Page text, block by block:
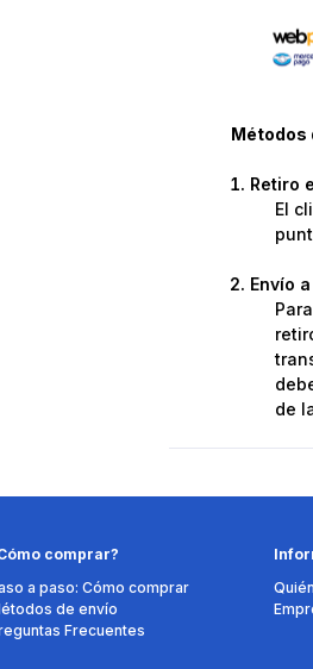
Métodos
Retiro
El
Envío
de
comprar?
a paso: Cómo comprar
de envío
Frecuentes